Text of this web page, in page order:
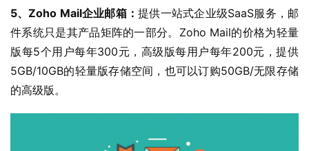
5、Zoho Mail企业邮箱：提供一站式企业级SaaS服务，邮
件系统只是其产品矩阵的一部分。Zoho Mail的价格为轻量
版每5个用户每年300元，高级版每用户每年200元，提供
5GB/10GB的轻量版存储空间，也可以订购50GB/无限存储
的高级版。